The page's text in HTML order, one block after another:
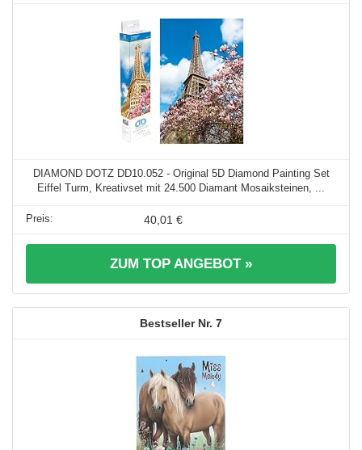
DIAMOND DOTZ DD10.052 - Original 5D Diamond Painting Set
Eiffel Turm, Kreativset mit 24.500 Diamant Mosaiksteinen, ...
40,01 €
ZUM TOP ANGEBOT »
7